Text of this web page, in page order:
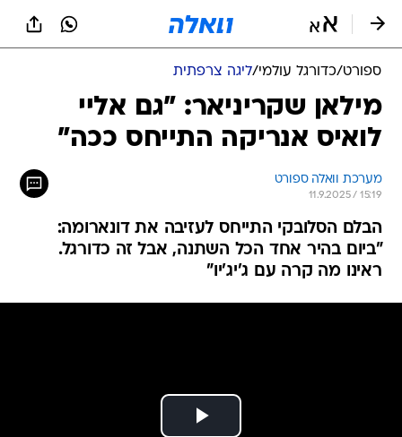
ספורט/כדורגל עולמי/ליגה צרפתית
מילאן שקריניאר: "גם אליי
לואיס אנריקה התייחס ככה"
מערכת וואלה ספורט
11.9.2025 / 15:19
הבלם הסלובקי התייחס לעזיבה את דונארומה:
"ביום בהיר אחד הכל השתנה, אבל זה כדורגל.
ראינו מה קרה עם ג'יג'יו"